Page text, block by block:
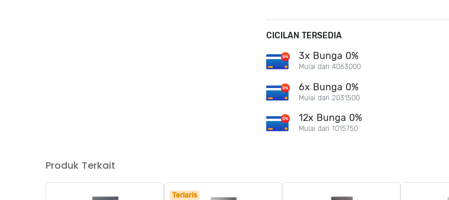
CICILAN TERSEDIA
3x Bunga 0%
Mulai dari 4063000
6x Bunga 0%
Mulai dari 2031500
12x Bunga 0%
Mulai dari 1015750
Produk Terkait
Terlaris